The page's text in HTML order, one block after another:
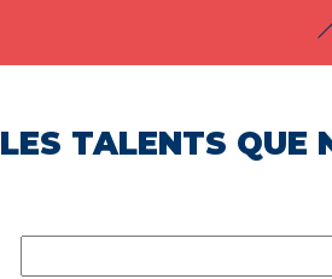
LES TALENTS QUE